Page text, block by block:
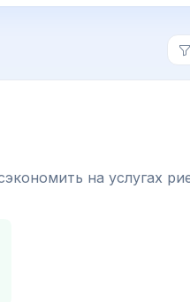
на услугах